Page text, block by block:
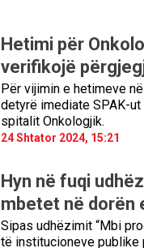
Hetimi për
verifikojë
Për vijimin e hetimeve
detyrë imediate SPAK-
spitalit Onkologjik.
24 Shtator 2024, 15:21
Hyn në fuqi
mbetet në dorën
Sipas udhëzimit “Mbi
të institucioneve publike